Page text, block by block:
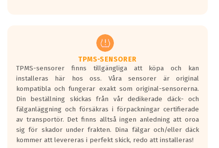
regelverket som introduceras år 2016.
Ett däck med två svarta vågor är redan
godkända för år 2016 nya regelverk.
Ett däck med en svart våg kommer vara
minst tre decibel tystare än det
regelverk som börjar gälla 2016.
TPMS-SENSORER
TPMS-sensorer finns tillgängliga att köpa och kan
installeras här hos oss. Våra sensorer är original
kompatibla och fungerar exakt som original-sensorerna.
Din beställning skickas från vår dedikerade däck- och
fälganläggning och försäkras i förpackningar certifierade
av transportör. Det finns alltså ingen anledning att oroa
sig för skador under frakten. Dina fälgar och/eller däck
kommer att levereras i perfekt skick, redo att installeras!